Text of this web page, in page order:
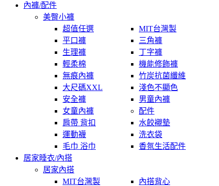
內褲/配件
美臀小褲
超值任選
MIT台灣製
平口褲
三角褲
生理褲
丁字褲
輕柔棉
機能修飾褲
無痕內褲
竹炭抗菌纖維
大尺碼XXL
淺色不顯色
安全褲
男童內褲
女童內褲
配件
肩帶 背扣
水餃襯墊
運動襪
洗衣袋
毛巾 浴巾
香氛生活配件
居家睡衣/內搭
居家內搭
MIT台灣製
內搭背心